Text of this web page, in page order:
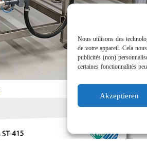
Nous utilisons des
de votre appareil. Cela
publicités (non)
certaines fonctionnalités
Akzeptieren